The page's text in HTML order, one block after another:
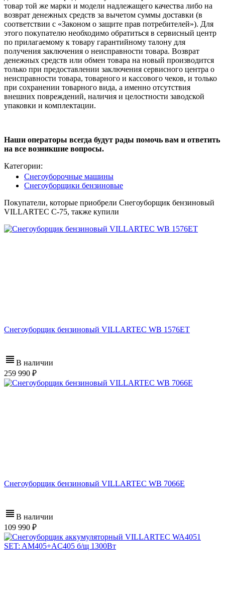
товар той же марки и модели надлежащего качества либо на
возврат денежных средств за вычетом суммы доставки (в
соответствии с «Законом о защите прав потребителей»). Для
этого покупателю необходимо обратиться в сервисный центр
по прилагаемому к товару гарантийному талону для
получения заключения о неисправности товара. Возврат
денежных средств или обмен товара на новый производится
только при предоставлении заключения сервисного центра о
неисправности товара, товарного и кассового чеков, и только
при сохранении товарного вида, а именно отсутствия
внешних повреждений, наличия и целостности заводской
упаковки и комплектации.
Наши операторы всегда будут рады помочь вам и ответить
на все возникшие вопросы.
Категории:
Снегоуборочные машины
Снегоуборщики бензиновые
Покупатели, которые приобрели Снегоуборщик бензиновый
VILLARTEC C-75, также купили
Снегоуборщик бензиновый VILLARTEC WB 1576ET
В наличии
259 990
Снегоуборщик бензиновый VILLARTEC WB 7066E
В наличии
109 990